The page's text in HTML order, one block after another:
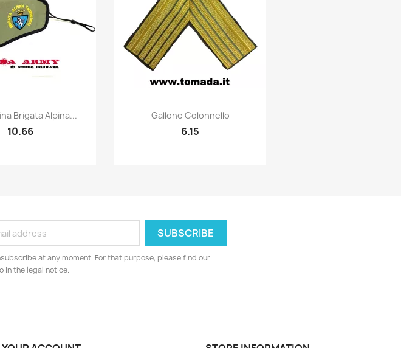
Quick view
Brigata Alpina...
10.66
Quick view
Gallone Colonnello
6.15
at any moment. For that purpose, please find our
in the legal notice.